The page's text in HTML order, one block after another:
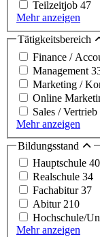
Teilzeitjob 47
Mehr anzeigen
Tätigkeitsbereich
Finance /
Management
Marketing /
Online
Sales / Vertrieb
Mehr anzeigen
Bildungsstand
Hauptschule 40
Realschule 34
Fachabitur37
Abitur210
Hochschule/
Mehr anzeigen